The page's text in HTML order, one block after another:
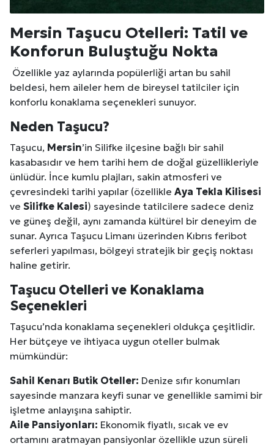
Mersin Taşucu Otelleri: Tatil ve
Konforun Buluştuğu Nokta
Özellikle yaz aylarında popülerliği artan bu sahil
beldesi, hem aileler hem de bireysel tatilciler için
konforlu konaklama seçenekleri sunuyor.
Neden Taşucu?
Taşucu, Mersin’in Silifke ilçesine bağlı bir sahil
kasabasıdır ve hem tarihi hem de doğal güzellikleriyle
ünlüdür. İnce kumlu plajları, sakin atmosferi ve
çevresindeki tarihi yapılar (özellikle Aya Tekla Kilisesi
ve Silifke Kalesi) sayesinde tatilcilere sadece deniz
ve güneş değil, aynı zamanda kültürel bir deneyim de
sunar. Ayrıca Taşucu Limanı üzerinden Kıbrıs feribot
seferleri yapılması, bölgeyi stratejik bir geçiş noktası
haline getirir.
Taşucu Otelleri ve Konaklama
Seçenekleri
Taşucu’nda konaklama seçenekleri oldukça çeşitlidir.
Her bütçeye ve ihtiyaca uygun oteller bulmak
mümkündür:
Sahil Kenarı Butik Oteller: Denize sıfır konumları
sayesinde manzara keyfi sunar ve genellikle samimi bir
işletme anlayışına sahiptir.
Aile Pansiyonları: Ekonomik fiyatlı, sıcak ve ev
ortamını aratmayan pansiyonlar özellikle uzun süreli